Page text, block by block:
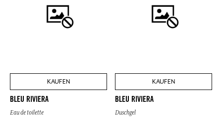
KAUFEN
BLEU RIVIERA
Eau de toilette
KAUFEN
BLEU RIVIERA
Duschgel